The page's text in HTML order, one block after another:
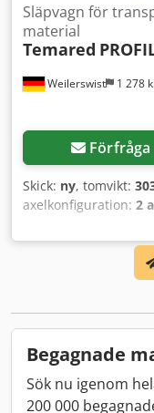
Weilerswist 1 278
Släpvagn för
material
Temared
Förfråga
Skick: ny, tomvikt:
axelkonfiguration: 2
, tillåten
längd:6 060 mm,
,
obromsad,
6060 x 1220 mm
till 447 kg Tekniskt
1197 kg Fabriksny
Begagnade
Sök nu igenom
200 000